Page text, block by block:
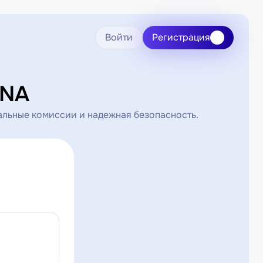
Войти Регистрация
комиссии и надежная безопасность.